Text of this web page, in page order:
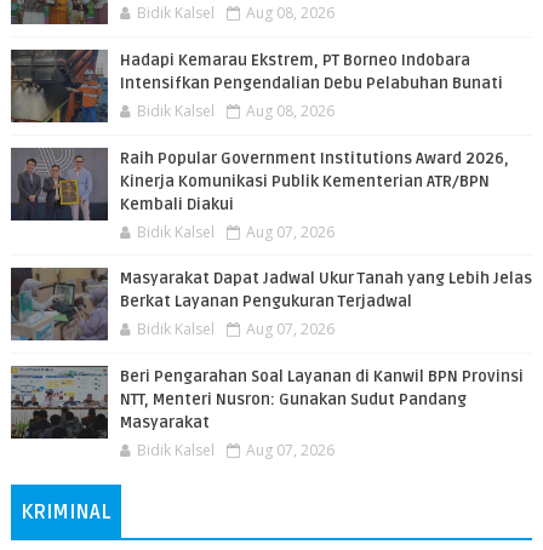
Bidik Kalsel Aug 08, 2026
​Hadapi Kemarau Ekstrem, PT Borneo Indobara
Intensifkan Pengendalian Debu Pelabuhan Bunati
Bidik Kalsel Aug 08, 2026
Raih Popular Government Institutions Award 2026,
Kinerja Komunikasi Publik Kementerian ATR/BPN
Kembali Diakui
Bidik Kalsel Aug 07, 2026
Masyarakat Dapat Jadwal Ukur Tanah yang Lebih Jelas
Berkat Layanan Pengukuran Terjadwal
Bidik Kalsel Aug 07, 2026
Beri Pengarahan Soal Layanan di Kanwil BPN Provinsi
NTT, Menteri Nusron: Gunakan Sudut Pandang
Masyarakat
Bidik Kalsel Aug 07, 2026
KRIMINAL